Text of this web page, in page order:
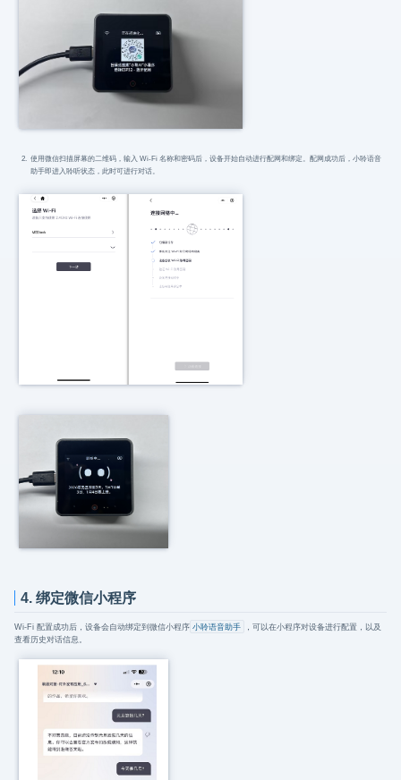
使用微信扫描屏幕的二维码，输入 Wi-Fi 名称和密码后，设备开始自动进行配网和绑定。配网成功后，小聆语音
助手即进入聆听状态，此时可进行对话。
4. 绑定微信小程序
Wi-Fi 配置成功后，设备会自动绑定到微信小程序 小聆语音助手
，可以在小程序对设备进行配置，以及
查看历史对话信息。